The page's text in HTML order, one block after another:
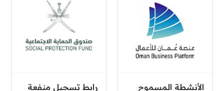
الأنشطة المسموح رابط تسجيل منفعة